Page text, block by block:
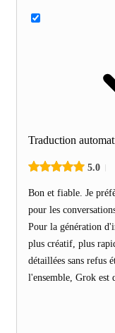
Traduction
5.0
Bon et fiable. Je
pour les
Pour la génération
plus créatif, plus
détaillées sans refus
l'ensemble, Grok est